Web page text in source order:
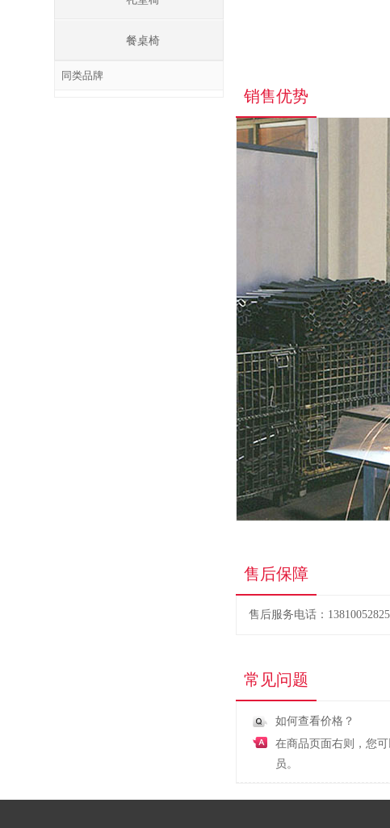
餐桌椅
同类品牌
销售优势
售后保障
售后服务电话：13810052825
常见问题
如何查看价格？
在商品页面右则，您
员。